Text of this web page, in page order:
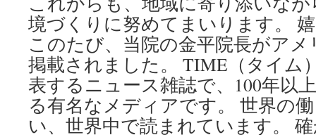
境づくりに努めてまいります。
このたび、当院の金平院長がア
掲載されました。 TIME（タイム
表するニュース雑誌で、100年以
る有名なメディアです。 世界の
い、世界中で読まれています。